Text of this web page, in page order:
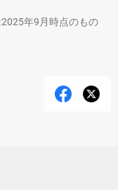
年9月時点のもの